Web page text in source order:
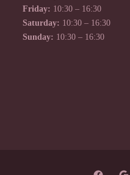
Friday: 10:30 – 16:30
Saturday: 10:30 – 16:30
Sunday: 10:30 – 16:30